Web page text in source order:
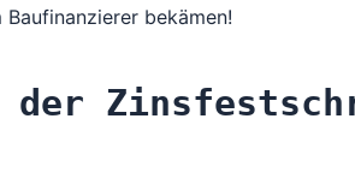
bekämen!
der